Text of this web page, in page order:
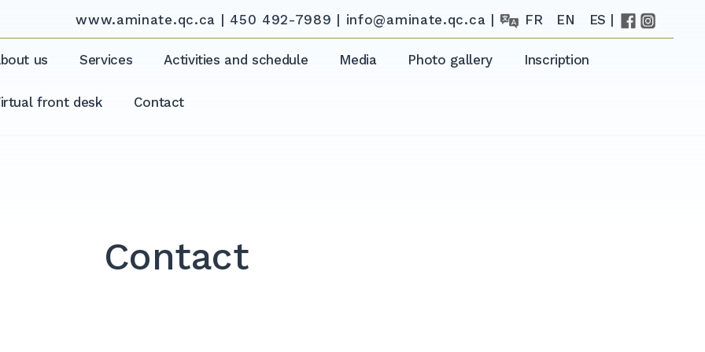
www.aminate.qc.ca | 450 492-7989 | info@aminate.qc.ca | FR EN ES |
us Services Activities and schedule Media Photo gallery Inscription
front desk Contact
Contact